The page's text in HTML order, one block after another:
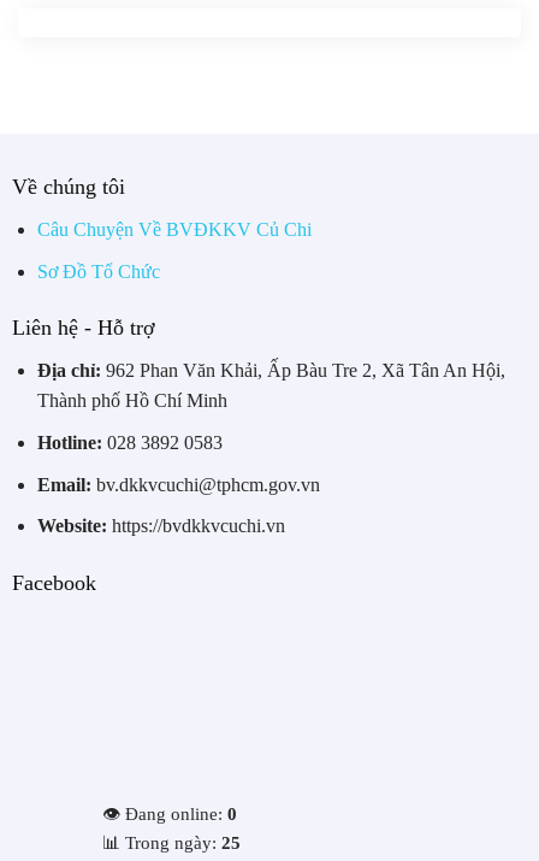
Về chúng tôi
Câu Chuyện Về BVĐKKV Củ Chi
Sơ Đồ Tổ Chức
Liên hệ - Hỗ trợ
Địa chỉ: 962 Phan Văn Khải, Ấp Bàu Tre 2, Xã Tân An Hội,
Thành phố Hồ Chí Minh
Hotline: 028 3892 0583
Email: bv.dkkvcuchi@tphcm.gov.vn
Website: https://bvdkkvcuchi.vn
Facebook
👁️ Đang online: 0
📊 Trong ngày: 25